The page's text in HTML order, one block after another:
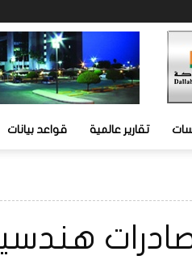
تقارير عالمية قواعد بيانات
صادرات